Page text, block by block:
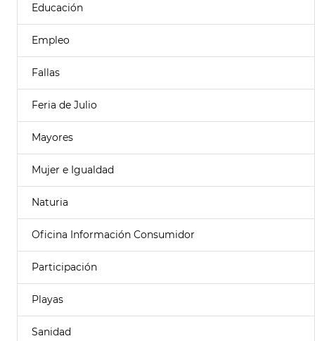
Educación
Empleo
Fallas
Feria de Julio
Mayores
Mujer e Igualdad
Naturia
Oficina Información Consumidor
Participación
Playas
Sanidad